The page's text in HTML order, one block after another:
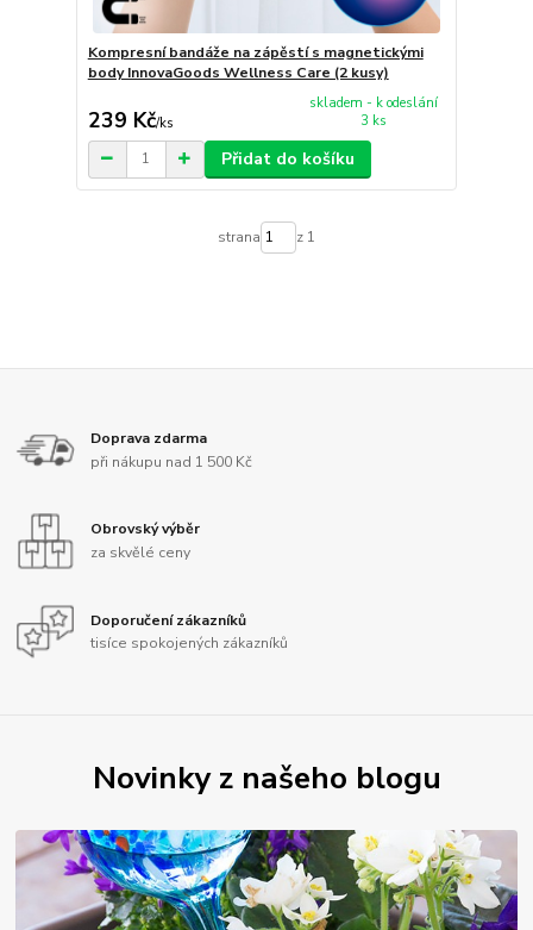
Kompresní bandáže na zápěstí s magnetickými
body InnovaGoods Wellness Care (2 kusy)
239 Kč/ks
skladem - k odeslání
3 ks
Přidat do košíku
strana z 1
Doprava zdarma
při nákupu nad 1 500 Kč
Obrovský výběr
za skvělé ceny
Doporučení zákazníků
tisíce spokojených zákazníků
Novinky z našeho blogu